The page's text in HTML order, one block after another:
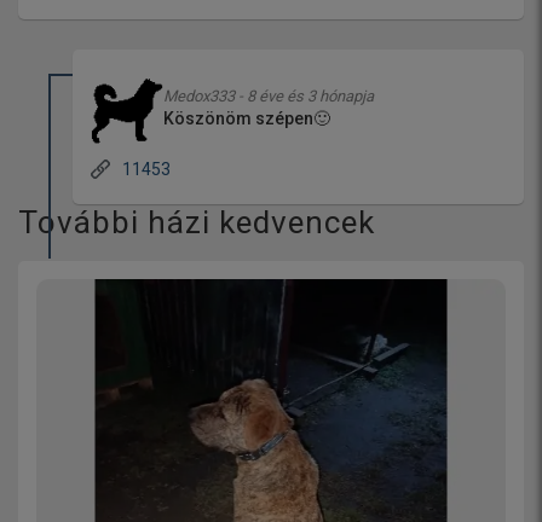
Medox333 - 8 éve és 3 hónapja
Köszönöm szépen🙂
11453
További házi kedvencek